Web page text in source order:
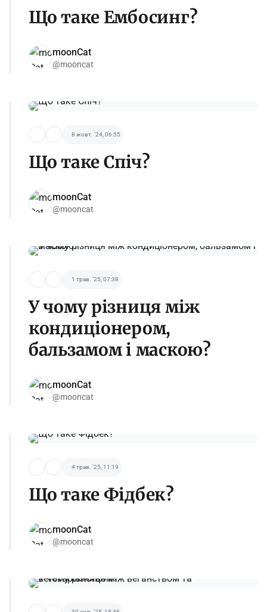
Що таке Ембосинг?
moonCat
@mooncat
8 жовт. '24, 06:55
Що таке Спіч?
moonCat
@mooncat
1 трав. '25, 07:38
У чому різниця між
кондиціонером,
бальзамом і маскою?
moonCat
@mooncat
4 трав. '25, 11:19
Що таке Фідбек?
moonCat
@mooncat